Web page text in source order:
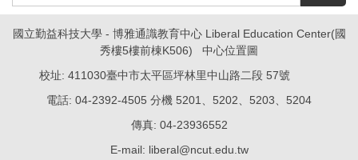
國立勤益科技大學 - 博雅通識教育中心 Liberal Education Center(國
秀樓5樓前棟K506) 中心位置圖
校址: 411030臺中市太平區坪林里中山路二段 57號
電話: 04-2392-4505 分機 5201、5202、5203、5204
傳真: 04-23936552
E-mail: liberal@ncut.edu.tw